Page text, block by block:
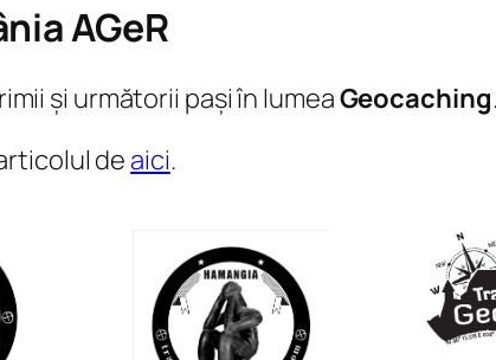
AGeR
și următorii pași în lumeaGeocaching
de aici.